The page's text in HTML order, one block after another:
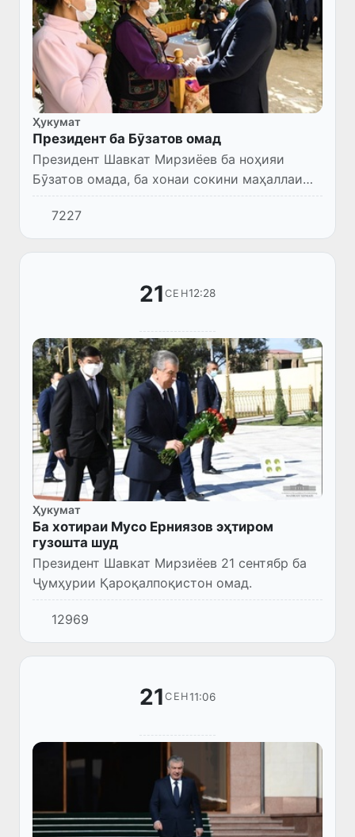
Ҳукумат
Президент ба Бӯзатов омад
Президент Шавкат Мирзиёев ба ноҳияи
Бӯзатов омада, ба хонаи сокини маҳаллаи
"Ёшлик" Жугинис Ҷуманазаров ташриф
овард.
7227
21 СЕН12:28
Ҳукумат
Ба хотираи Мусо Ерниязов эҳтиром
гузошта шуд
Президент Шавкат Мирзиёев 21 сентябр ба
Ҷумҳурии Қароқалпоқистон омад.
12969
21СЕН11:06